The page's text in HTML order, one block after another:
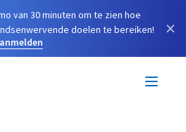
van 30 minuten om te zien hoe
doelen te bereiken!
×